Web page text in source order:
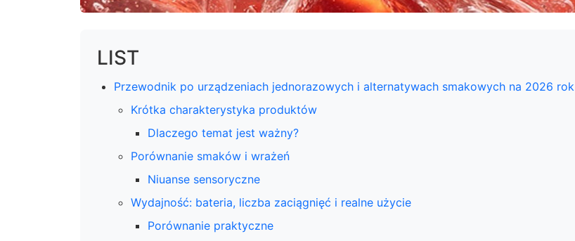
LIST
Przewodnik po urządzeniach jednorazowych i alternatywach smakowych na 2026 rok
Krótka charakterystyka produktów
Dlaczego temat jest ważny?
Porównanie smaków i wrażeń
Niuanse sensoryczne
Wydajność: bateria, liczba zaciągnięć i realne użycie
Porównanie praktyczne